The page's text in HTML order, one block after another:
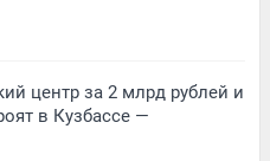
центр за 2 млрд рублей и
в Кузбассе —